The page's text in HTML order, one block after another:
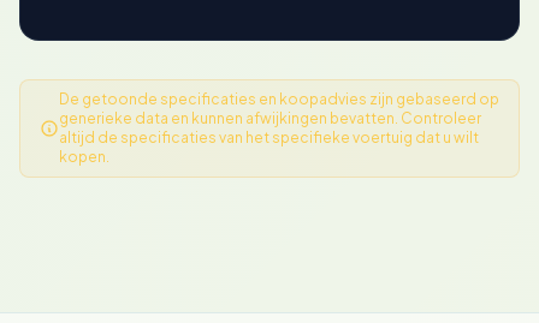
De getoonde specificaties en koopadvies zijn gebaseerd op
generieke data en kunnen afwijkingen bevatten. Controleer
altijd de specificaties van het specifieke voertuig dat u wilt
kopen.